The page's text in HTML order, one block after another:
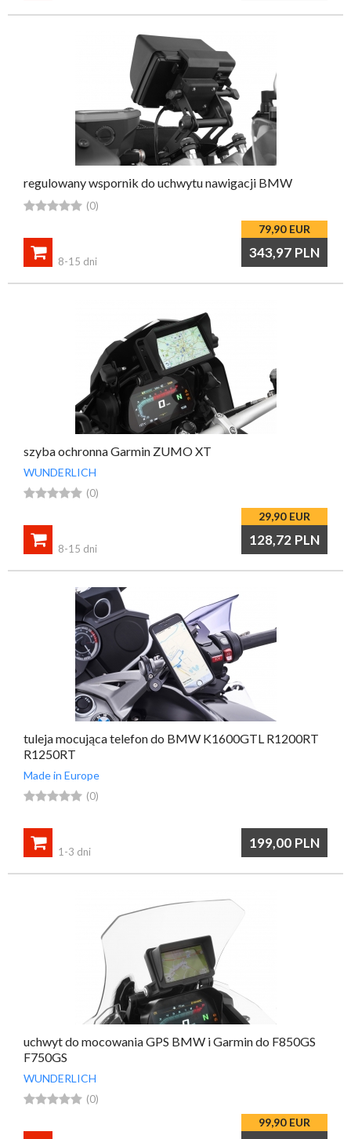
regulowany wspornik do uchwytu nawigacji BMW
 (0)
79,90 EUR
343,97 PLN

8-15 dni
szyba ochronna Garmin ZUMO XT
WUNDERLICH
 (0)
29,90 EUR
128,72 PLN

8-15 dni
tuleja mocująca telefon do BMW K1600GTL R1200RT
R1250RT
Made in Europe
 (0)
199,00 PLN

1-3 dni
uchwyt do mocowania GPS BMW i Garmin do F850GS
F750GS
WUNDERLICH
 (0)
99,90 EUR